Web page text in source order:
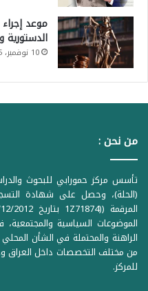
موعد
الدستورية
10 نوفمبر، 2025
من نحن :
(الحلة)، وحصل على شهادة
الموضوعات السياسية
الراهنة والمحتملة في الشأن
من مختلف التخصصات داخل العراق
للمركز.